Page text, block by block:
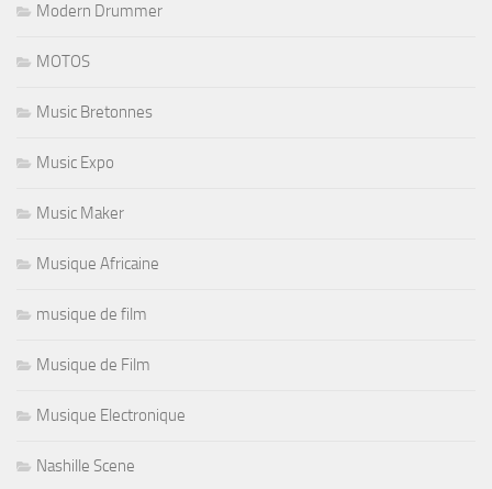
Modern Drummer
MOTOS
Music Bretonnes
Music Expo
Music Maker
Musique Africaine
musique de film
Musique de Film
Musique Electronique
Nashille Scene